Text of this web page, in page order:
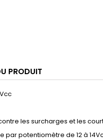
PRODUIT
les surcharges et les
par potentiomètre de 12 à